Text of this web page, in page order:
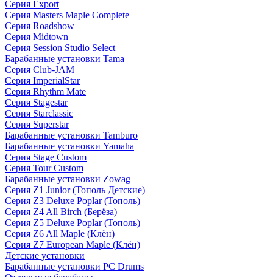
Серия Export
Серия Masters Maple Complete
Серия Roadshow
Серия Midtown
Серия Session Studio Select
Барабанные установки Tama
Серия Club-JAM
Серия ImperialStar
Серия Rhythm Mate
Серия Stagestar
Серия Starclassic
Серия Superstar
Барабанные установки Tamburo
Барабанные установки Yamaha
Серия Stage Custom
Серия Tour Custom
Барабанные установки Zowag
Серия Z1 Junior (Тополь Детские)
Серия Z3 Deluxe Poplar (Тополь)
Серия Z4 All Birch (Берёза)
Серия Z5 Deluxe Poplar (Тополь)
Серия Z6 All Maple (Клён)
Серия Z7 European Maple (Клён)
Детские установки
Барабанные установки PC Drums